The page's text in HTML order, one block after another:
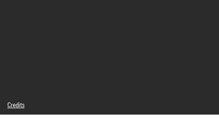
Credits
© Centre Pompidou, 1985 ; Conception graphique : Coordination graphique